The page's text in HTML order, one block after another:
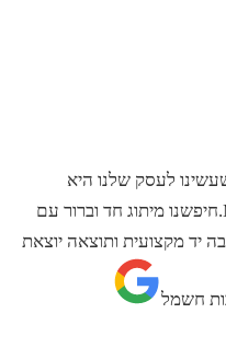
לעסק שלנו היא
ההחלטה לעבוד עם Music On Hold.חיפשנו מיתוג חד וברור עם
יד מקצועית ותוצאה יוצאת
חשמל